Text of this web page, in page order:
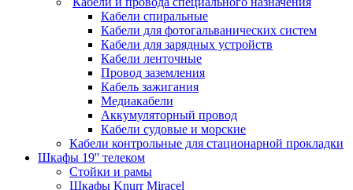
Кабели спиральные
Кабели для фотогальванических систем
Кабели для зарядных устройств
Кабели ленточные
Провод заземления
Кабель зажигания
Медиакабели
Аккумуляторный провод
Кабели судовые и морские
Кабели контрольные для стационарной прокладки
Шкафы 19'' телеком
Стойки и рамы
Шкафы Knurr Miracel